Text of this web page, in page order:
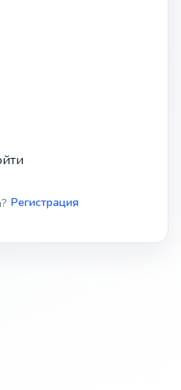
Регистрация